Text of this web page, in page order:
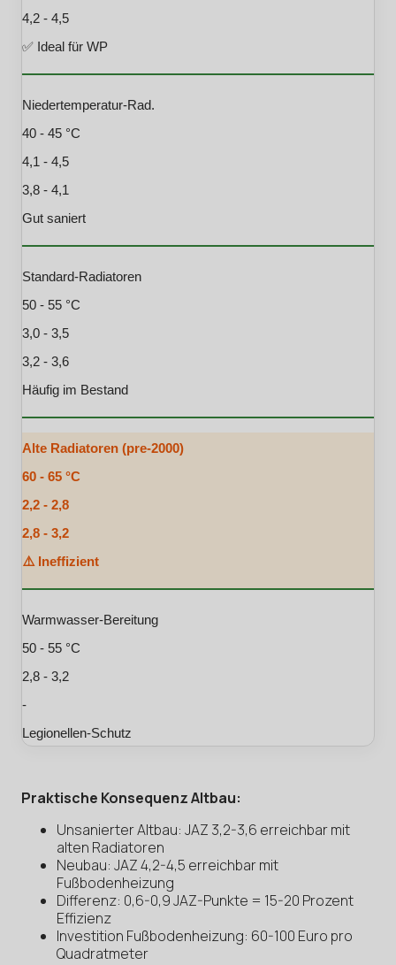
4,2 - 4,5
✅ Ideal für WP
Niedertemperatur-Rad.
40 - 45 °C
4,1 - 4,5
3,8 - 4,1
Gut saniert
Standard-Radiatoren
50 - 55 °C
3,0 - 3,5
3,2 - 3,6
Häufig im Bestand
Alte Radiatoren (pre-2000)
60 - 65 °C
2,2 - 2,8
2,8 - 3,2
⚠️ Ineffizient
Warmwasser-Bereitung
50 - 55 °C
2,8 - 3,2
-
Legionellen-Schutz
Praktische Konsequenz Altbau:
Unsanierter Altbau: JAZ 3,2-3,6 erreichbar mit
alten Radiatoren
Neubau: JAZ 4,2-4,5 erreichbar mit
Fußbodenheizung
Differenz: 0,6-0,9 JAZ-Punkte = 15-20 Prozent
Effizienz
Investition Fußbodenheizung: 60-100 Euro pro
Quadratmeter